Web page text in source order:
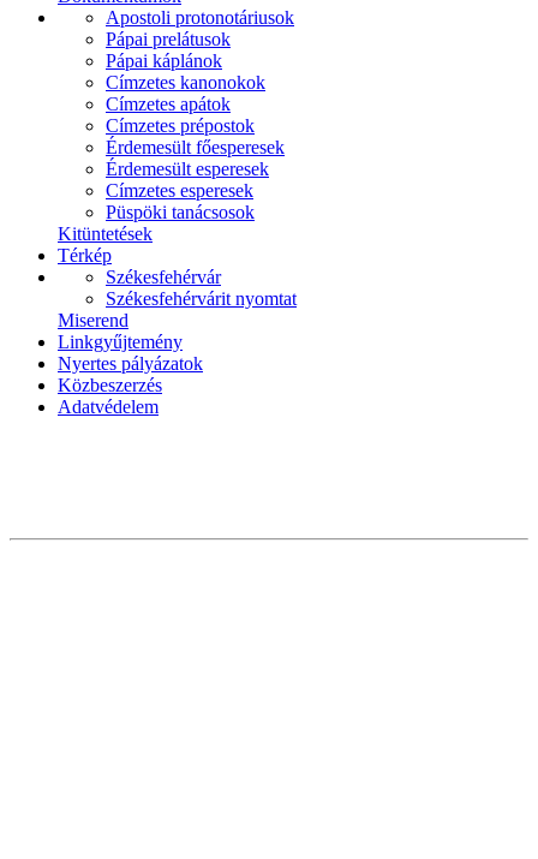
Apostoli protonotáriusok
Pápai prelátusok
Pápai káplánok
Címzetes kanonokok
Címzetes apátok
Címzetes prépostok
Érdemesült főesperesek
Érdemesült esperesek
Címzetes esperesek
Püspöki tanácsosok
Kitüntetések
Térkép
Székesfehérvár
Székesfehérvárit nyomtat
Miserend
Linkgyűjtemény
Nyertes pályázatok
Közbeszerzés
Adatvédelem